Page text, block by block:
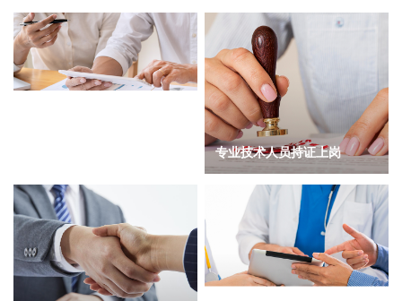
专业技术人员持证上岗